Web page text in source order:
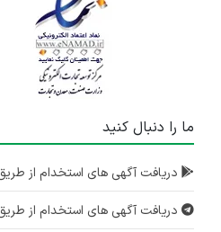
ما را دنبال کنید
دریافت آگهی های استخدام از
دریافت آگهی های استخدام از